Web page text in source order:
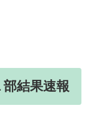
結果速報